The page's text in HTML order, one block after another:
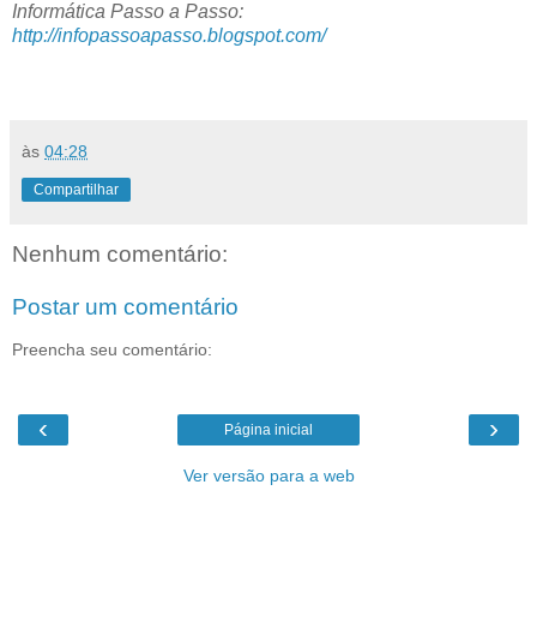
Informática Passo a Passo:
http://infopassoapasso.blogspot.com/
às 04:28
Compartilhar
Nenhum comentário:
Postar um comentário
Preencha seu comentário:
‹ ›
Página inicial
Ver versão para a web